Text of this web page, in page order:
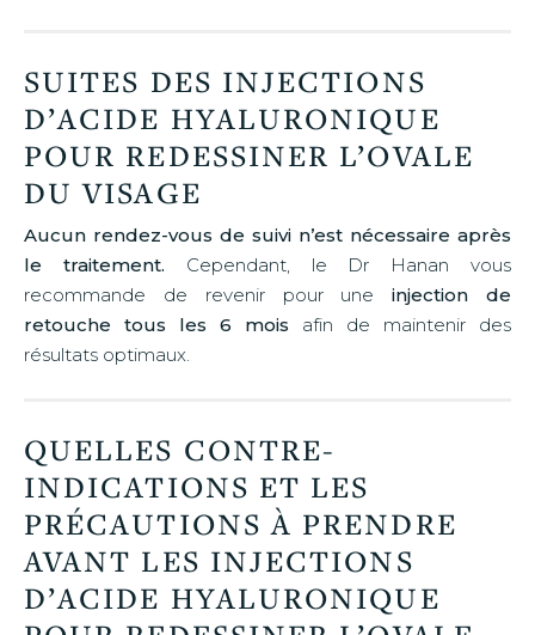
SUITES DES INJECTIONS
D’ACIDE HYALURONIQUE
POUR REDESSINER L’OVALE
DU VISAGE
Aucun rendez-vous de suivi n’est nécessaire après
le traitement. Cependant, le Dr Hanan vous
recommande de revenir pour une injection de
retouche tous les 6 mois afin de maintenir des
résultats optimaux.
QUELLES CONTRE-
INDICATIONS ET LES
PRÉCAUTIONS À PRENDRE
AVANT LES INJECTIONS
D’ACIDE HYALURONIQUE